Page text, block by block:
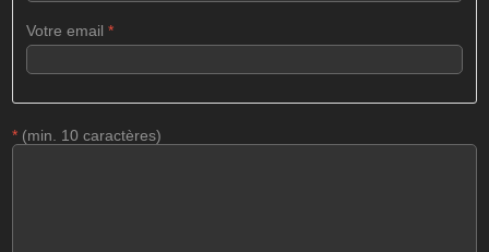
Votre email*
* (min. 10 caractères)